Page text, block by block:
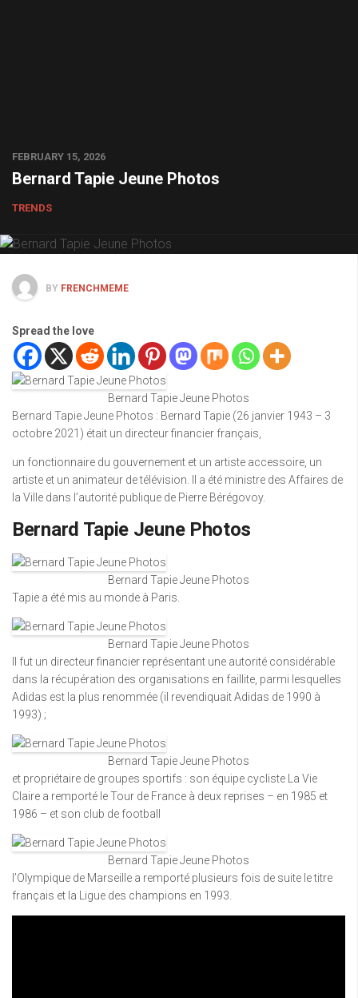
FEBRUARY 15, 2026
Bernard Tapie Jeune Photos
TRENDS
BY FRENCHMEME
Spread the love
Bernard Tapie Jeune Photos
Bernard Tapie Jeune Photos : Bernard Tapie (26 janvier 1943 – 3
octobre 2021) était un directeur financier français,
un fonctionnaire du gouvernement et un artiste accessoire, un
artiste et un animateur de télévision. Il a été ministre des Affaires de
la Ville dans l’autorité publique de Pierre Bérégovoy.
Bernard Tapie Jeune Photos
Bernard Tapie Jeune Photos
Tapie a été mis au monde à Paris.
Bernard Tapie Jeune Photos
Il fut un directeur financier représentant une autorité considérable
dans la récupération des organisations en faillite, parmi lesquelles
Adidas est la plus renommée (il revendiquait Adidas de 1990 à
1993) ;
Bernard Tapie Jeune Photos
et propriétaire de groupes sportifs : son équipe cycliste La Vie
Claire a remporté le Tour de France à deux reprises – en 1985 et
1986 – et son club de football
Bernard Tapie Jeune Photos
l’Olympique de Marseille a remporté plusieurs fois de suite le titre
français et la Ligue des champions en 1993.